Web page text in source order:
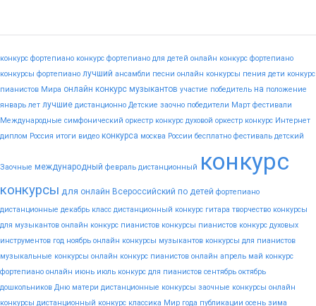
конкурс фортепиано конкурс фортепиано для детей онлайн конкурс фортепиано
конкурсы фортепиано лучший ансамбли песни онлайн конкурсы пения дети конкурс
пианистов Мира онлайн конкурс музыкантов участие победитель на положение
январь лет лучшие дистанционно Детские заочно победители Март фестивали
Международные симфонический оркестр конкурс духовой оркестр конкурс Интернет
диплом Россия итоги видео конкурса москва России бесплатно фестиваль детский
Заочные международный февраль дистанционный конкурс
конкурсы для онлайн Всероссийский по детей фортепиано
дистанционные декабрь класс дистанционный конкурс гитара творчество конкурсы
для музыкантов онлайн конкурс пианистов конкурсы пианистов конкурс духовых
инструментов год ноябрь онлайн конкурсы музыкантов конкурсы для пианистов
музыкальные конкурсы онлайн конкурс пианистов онлайн апрель май конкурс
фортепиано онлайн июнь июль конкурс для пианистов сентябрь октябрь
дошкольников Дню матери дистанционные конкурсы заочные конкурсы онлайн
конкурсы дистанционный конкурс классика Мир года публикации осень зима